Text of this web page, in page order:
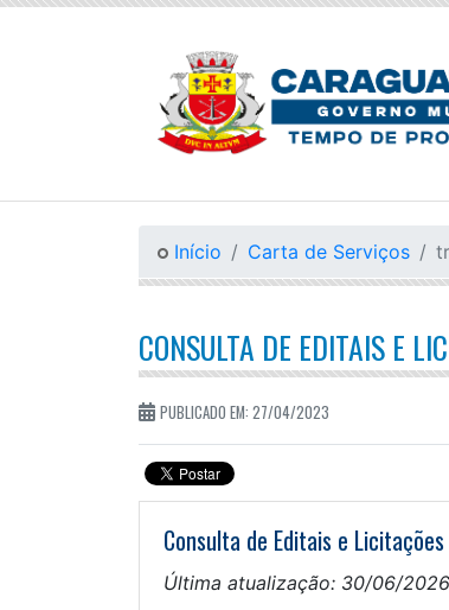
Início Carta de Serviços
CONSULTA DE EDITAIS E
PUBLICADO EM: 27/04/2023
Consulta de Editais e Licitações
Última atualização: 30/06/2026